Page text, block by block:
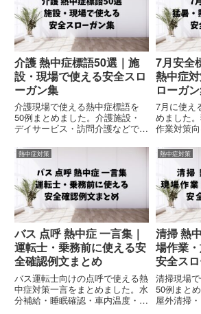
介護 熱中症標語50選｜施
設・現場で使える安全スロ
ーガン集
介護現場で使える熱中症標語を
50例まとめました。介護施設・
デイサービス・訪問介護などで使
向けの熱中症対策スローガンを厳
選紹介。コピペOKの実務向け例
文集です。
7月安全
熱中症
ローガ
7月に使え
めました
作業対策
呼・社内
を厳選紹
け例文集
熱中症対策
バス 点呼 熱中症 一言集｜
運転士・乗務前に使える安
全確認例文まとめ
バス運転士向けの点呼で使える熱
中症対策一言をまとめました。水
分補給・睡眠確認・車内温度・体
熱中症対策
清掃 熱
場作業
安全ス
清掃現場
50例まと
屋外清掃